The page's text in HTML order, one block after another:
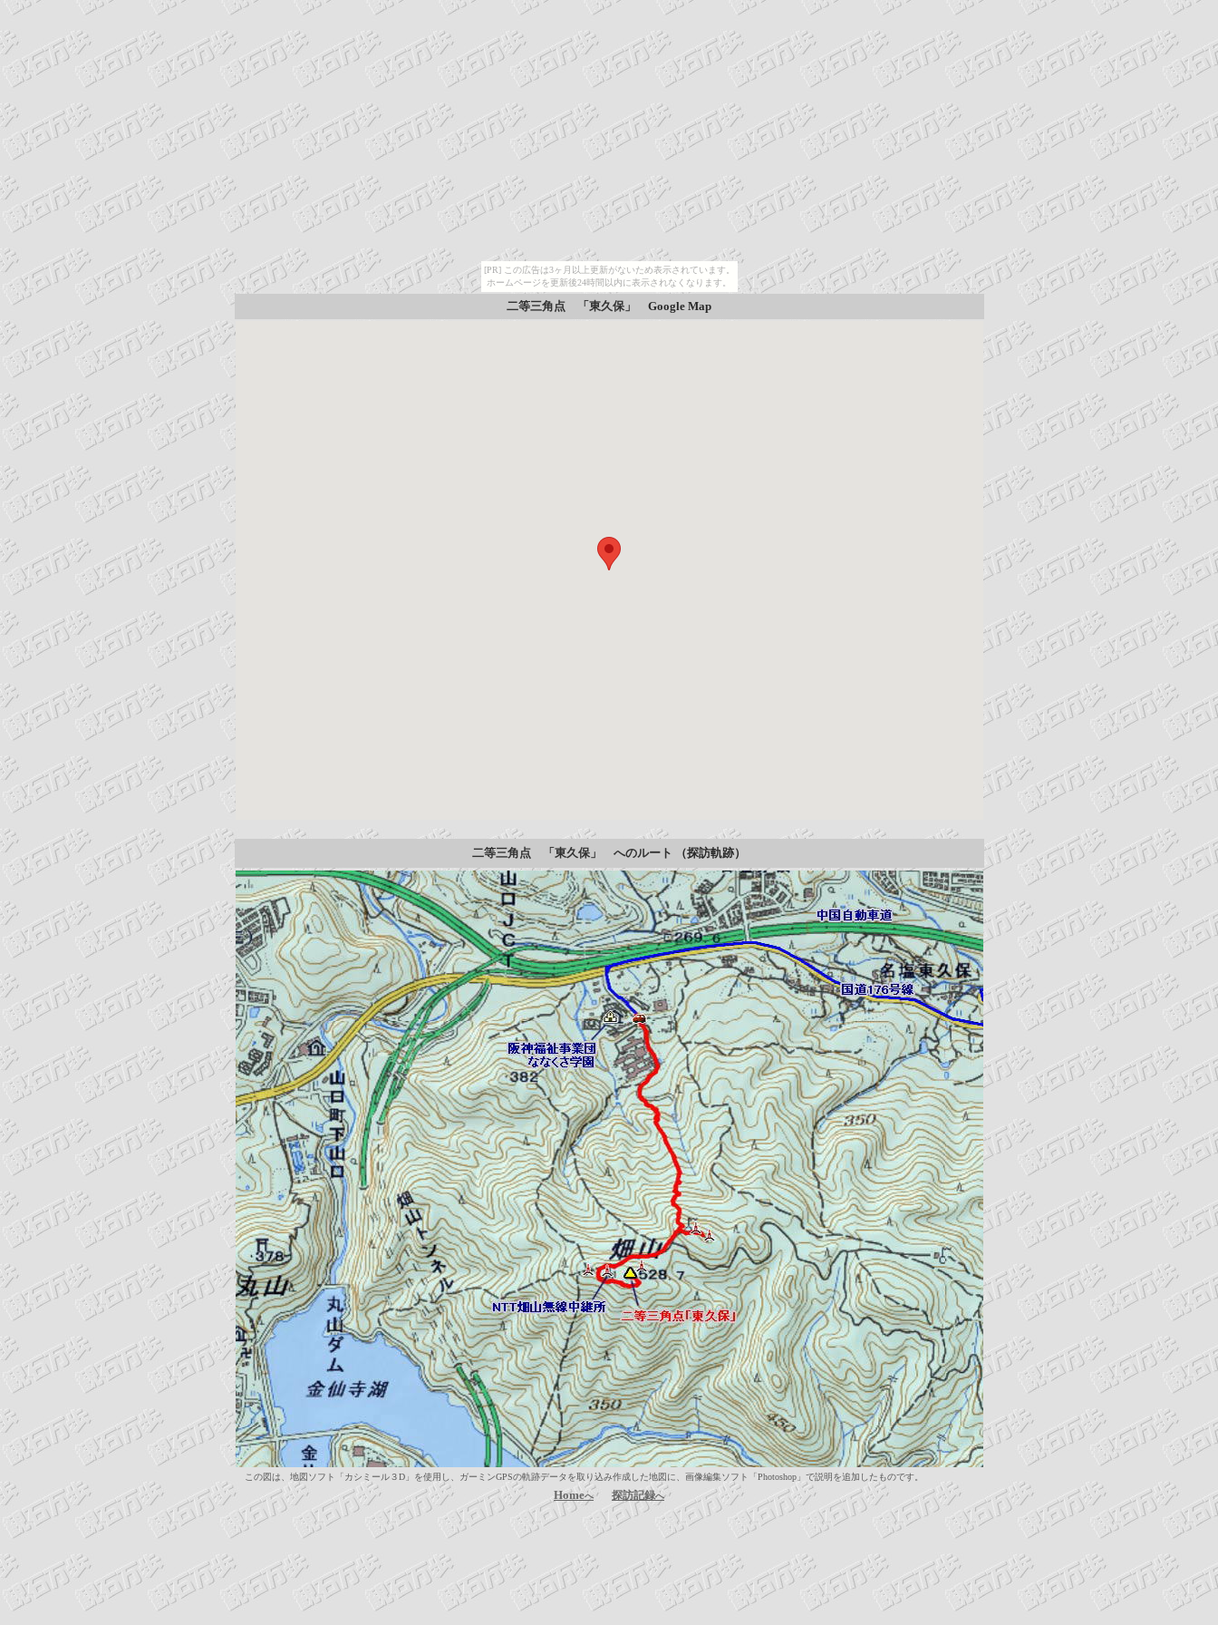
[PR] この広告は3ヶ月以上更新がないため表示されています。
ホームページを更新後24時間以内に表示されなくなります。
二等三角点 「東久保」 Google Map
二等三角点 「東久保」 へのルート （探訪軌跡）
この図は、地図ソフト「カシミール３D」を使用し、ガーミンGPSの軌跡データを取り込み作成した地図に、画像編集ソフト「Photoshop」で説明を追加したものです。
Homeへ 探訪記録へ